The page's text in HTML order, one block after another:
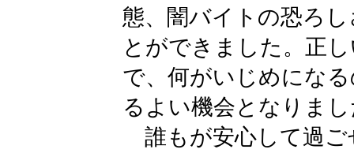
態、闇バイトの恐ろ
とができました。正
で、何がいじめにな
るよい機会となりま
誰もが安心して過ご